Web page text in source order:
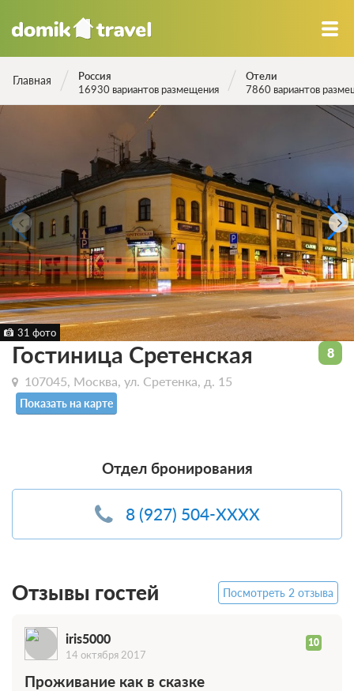
Главная
Россия
16930 вариантов размещения
Отели
7860 вариантов
31 фото
Гостиница Сретенская
107045, Москва, ул. Сретенка, д. 15
Показать на карте
Отдел бронирования
8 (927) 504-XXXX
8
Отзывы гостей Посмотреть 2 отзыва
iris5000 10
14 октября 2017
Проживание как в сказке